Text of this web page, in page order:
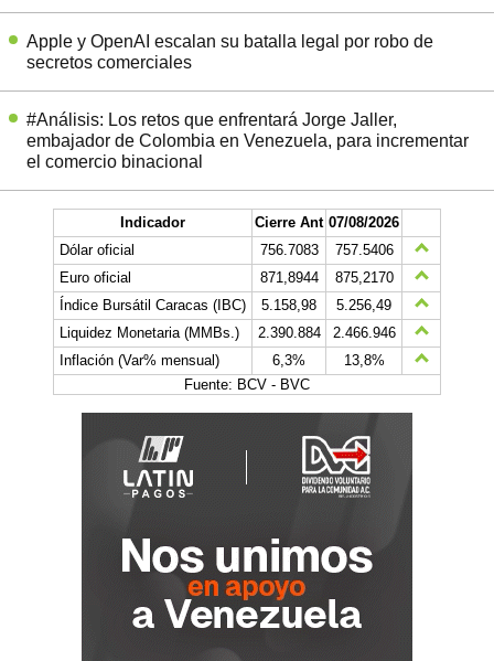
Apple y OpenAI escalan su batalla legal por robo de
secretos comerciales
#Análisis: Los retos que enfrentará Jorge Jaller,
embajador de Colombia en Venezuela, para incrementar
el comercio binacional
Indicador Cierre Ant 07/08/2026
Dólar oficial
756.7083
757.5406
Euro oficial
871,8944
875,2170
Índice Bursátil Caracas (IBC)
5.158,98
5.256,49
Liquidez Monetaria (MMBs.)
2.390.884
2.466.946
Inflación (Var% mensual)
6,3%
13,8%
Fuente: BCV - BVC